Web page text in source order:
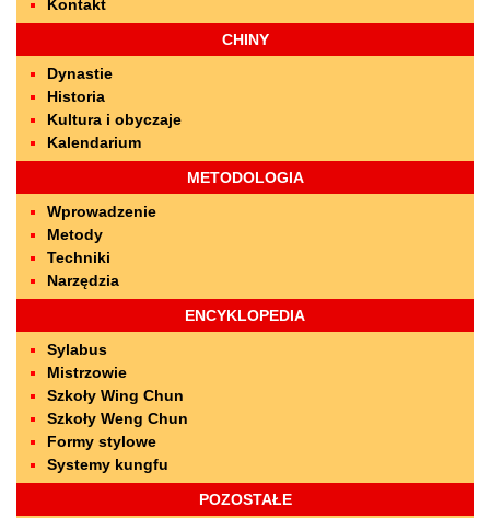
Kontakt
CHINY
Dynastie
Historia
Kultura i obyczaje
Kalendarium
METODOLOGIA
Wprowadzenie
Metody
Techniki
Narzędzia
ENCYKLOPEDIA
Sylabus
Mistrzowie
Szkoły Wing Chun
Szkoły Weng Chun
Formy stylowe
Systemy kungfu
POZOSTAŁE